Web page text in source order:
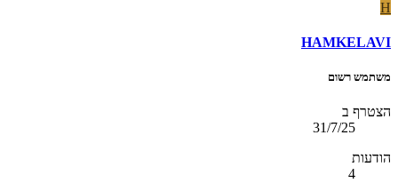
H
HAMKELAVI
משתמש רשום
הצטרף ב
31/7/25
הודעות
4